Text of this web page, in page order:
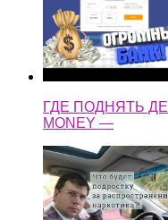
ГДЕ ПОДНЯТЬ
MONEY —